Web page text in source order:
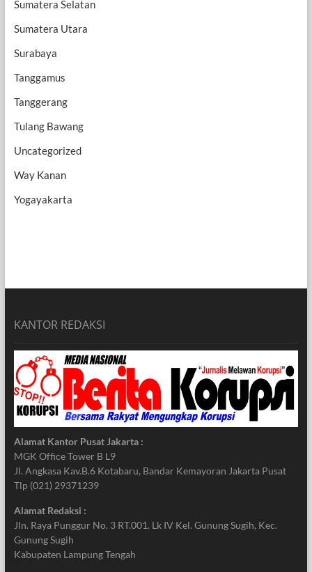
Sumatera Selatan
Sumatera Utara
Surabaya
Tanggamus
Tanggerang
Tulang Bawang
Uncategorized
Way Kanan
Yogayakarta
KANTOR REDAKSI
Alamat Kantor Pusat Jakarta :
MGK Office Tower B L9
Jl. Angkasa Kav.B.6 Kotabaru, Bandar Kemayoran Jakarta Pusat
Tlp (021) 29371239
Alamat Redaksi :
Jln. Raya Punggur No. 3 RT.001. Lk IV Kel. Gunung Sugih, Kec.
Gunung Sugih
Kabupaten Lampung Tengah